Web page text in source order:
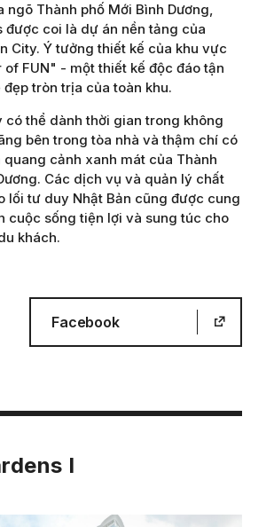
ngõ Thành phố Mới Bình Dương,
được coi là dự án nền tảng của
City. Ý tưởng thiết kế của khu vực
of FUN" - một thiết kế độc đáo tận
tròn trịa của toàn khu.
có thể dành thời gian trong không
bên trong tòa nhà và thậm chí có
cảnh xanh mát của Thành
Các dịch vụ và quản lý chất
lối tư duy Nhật Bản cũng được cung
cuộc sống tiện lợi và sung túc cho
khách.
Facebook
I